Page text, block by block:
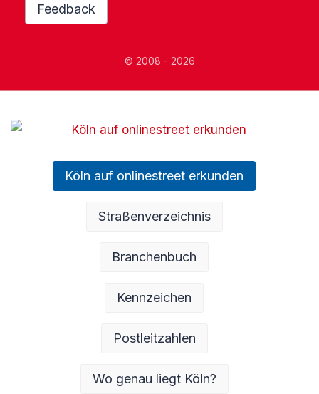
Feedback
© 2008 - 2026
Köln auf onlinestreet erkunden
Straßenverzeichnis
Branchenbuch
Kennzeichen
Postleitzahlen
Wo genau liegt Köln?